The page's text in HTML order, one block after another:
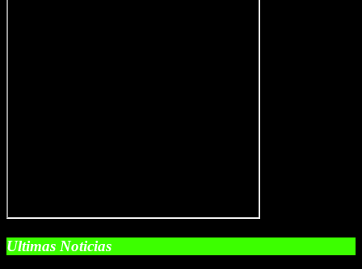
Ultimas Noticias